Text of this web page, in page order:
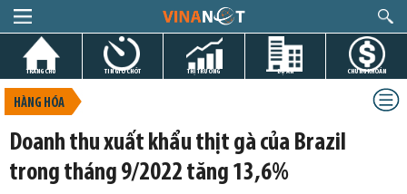
TRANG CHỦ TIN GIỜ CHÓT THỊ TRƯỜNG DỰ ÁN CHỨNG KHOÁN
HÀNG HÓA
Doanh thu xuất khẩu thịt gà của Brazil
trong tháng 9/2022 tăng 13,6%